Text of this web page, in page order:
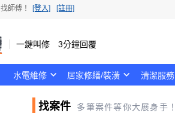
找師傅 ！ [登入] [註冊]
一鍵叫修 3分鐘回覆
水電維修 居家修繕/裝潢 清潔服務
找案件 多筆案件等你大展身手！